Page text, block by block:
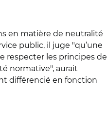
en matière de neutralité
public, il juge "qu’une
respecter les principes de
normative", aurait
différencié en fonction